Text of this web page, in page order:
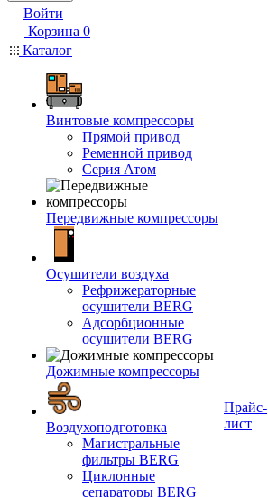
Войти
Корзина 0
Каталог
Винтовые компрессоры
Прямой привод
Ременной привод
Серия Атом
Передвижные компрессоры
Осушители воздуха
Рефрижераторные
осушители BERG
Адсорбционные
осушители BERG
Дожимные компрессоры
Воздухоподготовка
Магистральные
фильтры BERG
Циклонные
сепараторы BERG
Прайс-
лист